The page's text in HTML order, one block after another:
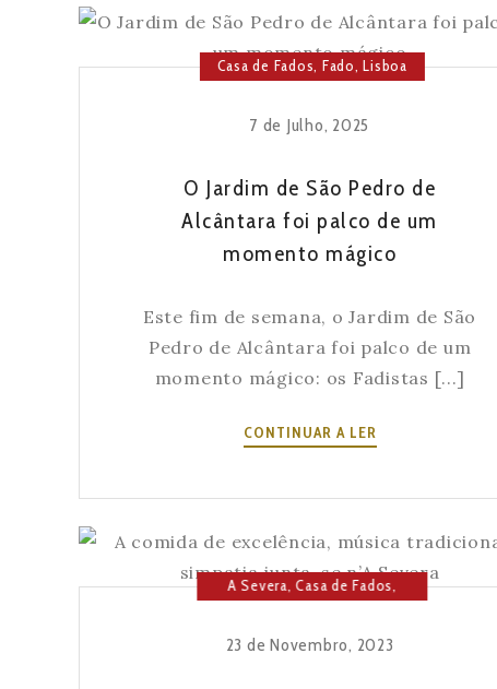
VINHO:
A
HARMONIZAÇÃO
Casa de Fados, Fado,Lisboa
7 de Julho, 2025
O Jardim de São Pedro de
Alcântara foi palco de um
momento mágico
Este fim de semana, o Jardim de São
Pedro de Alcântara foi palco de um
momento mágico: os Fadistas [...]
CONTINUAR A LER
PEDRO
DE
ALCÂNTARA
PALCO
A Severa,Casa de Fados,
Severa ,Lisboa,Música
23 de Novembro, 2023